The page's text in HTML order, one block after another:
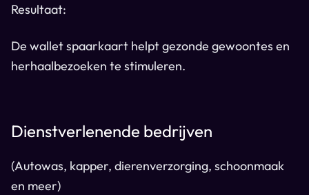
Resultaat:
De wallet spaarkaart helpt gezonde gewoontes en
herhaalbezoeken te stimuleren.
Dienstverlenende bedrijven
(Autowas, kapper, dierenverzorging, schoonmaak
en meer)